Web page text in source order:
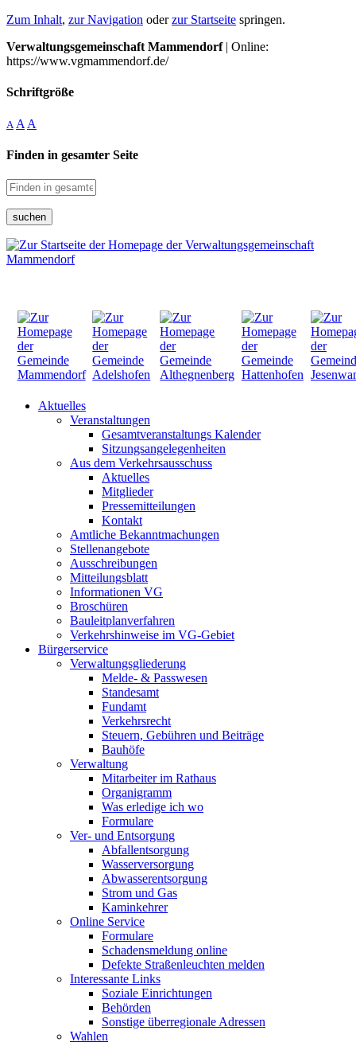
Zum Inhalt, zur Navigation oderzur Startseite springen.
Verwaltungsgemeinschaft Mammendorf| Online:
https://www.vgmammendorf.de/
Schriftgröße
A A A
Finden in gesamter Seite
suchen
Aktuelles
Veranstaltungen
Gesamtveranstaltungs Kalender
Sitzungsangelegenheiten
Aus dem Verkehrsausschuss
Aktuelles
Mitglieder
Pressemitteilungen
Kontakt
Amtliche Bekanntmachungen
Stellenangebote
Ausschreibungen
Mitteilungsblatt
Informationen VG
Broschüren
Bauleitplanverfahren
Verkehrshinweise im VG-Gebiet
Bürgerservice
Verwaltungsgliederung
Melde- & Passwesen
Standesamt
Fundamt
Verkehrsrecht
Steuern, Gebühren und Beiträge
Bauhöfe
Verwaltung
Mitarbeiter im Rathaus
Organigramm
Was erledige ich wo
Formulare
Ver- und Entsorgung
Abfallentsorgung
Wasserversorgung
Abwasserentsorgung
Strom und Gas
Kaminkehrer
Online Service
Formulare
Schadensmeldung online
Defekte Straßenleuchten melden
Interessante Links
Soziale Einrichtungen
Behörden
Sonstige überregionale Adressen
Wahlen